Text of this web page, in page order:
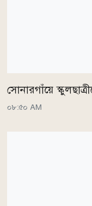
সোনারগাঁয়ে
০৮:৫০ AM